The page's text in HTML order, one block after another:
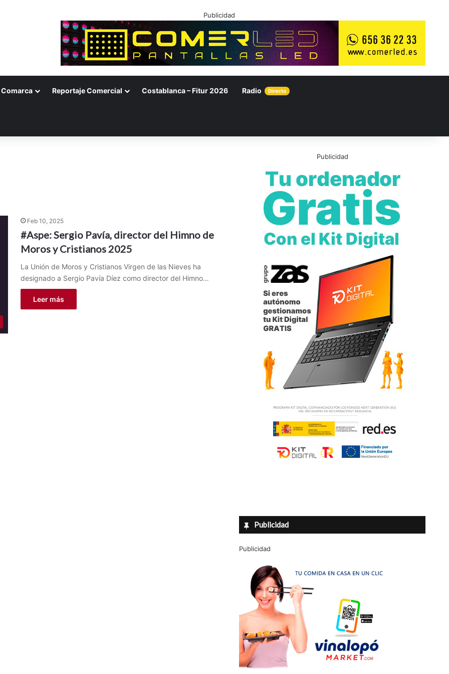
Publicidad
Comarca Reportaje Comercial Costablanca – Fitur 2026 Radio Directo
Feb 10, 2025
#Aspe: Sergio Pavía, director del Himno de
Moros y Cristianos 2025
La Unión de Moros y Cristianos Virgen de las Nieves ha
designado a Sergio Pavía Díez como director del Himno…
Leer más
Publicidad
Publicidad
Publicidad